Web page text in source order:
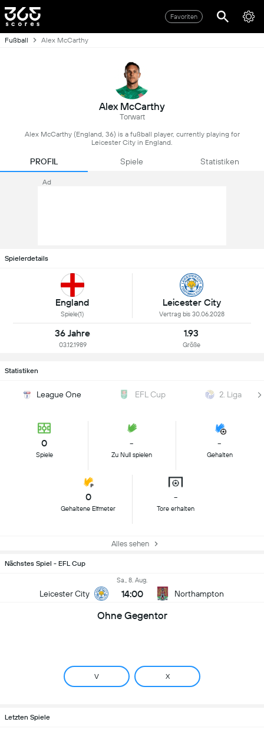
Favoriten
Fußball Alex McCarthy
Alex McCarthy
Torwart
Alex McCarthy (England, 36) is a fußball player, currently playing for
Leicester City in England.
PROFIL Spiele Statistiken
Ad
Spielerdetails
England
Spiele(1)
Leicester City
Vertrag bis 30.06.2028
36 Jahre
03.12.1989
1.93
Größe
Statistiken
League One EFL Cup 2. Liga
0
Spiele
-
Zu Null spielen
-
Gehalten
0
Gehaltene Elfmeter
-
Tore erhalten
Alles sehen
Nächstes Spiel - EFL Cup
Leicester City
Sa., 8. Aug.
14:00 Northampton
Ohne Gegentor
V X
Letzten Spiele